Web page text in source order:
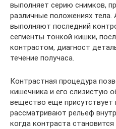
выполняет серию снимков,
различные положениях
выполняют последний
сегменты тонкой кишки,
контрастом, диагност
течение получаса.
Контрастная процедура
кишечника и его слизистую
вещество еще присутствует
рассматривают рельеф
когда контраста